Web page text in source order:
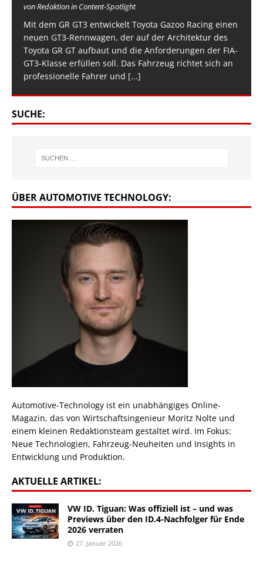
von Redaktion in Content-Spotlight
Mit dem GR GT3 entwickelt Toyota Gazoo Racing einen
neuen GT3-Rennwagen, der auf der Architektur des
Toyota GR GT aufbaut und die Anforderungen der FIA-
GT3-Klasse erfüllen soll. Das Fahrzeug richtet sich an
professionelle Fahrer und [...]
SUCHE:
ÜBER AUTOMOTIVE TECHNOLOGY:
Automotive-Technology ist ein unabhängiges Online-
Magazin, das von Wirtschaftsingenieur Moritz Nolte und
einem kleinen Redaktionsteam gestaltet wird. Im Fokus:
Neue Technologien, Fahrzeug-Neuheiten und Insights in
Entwicklung und Produktion.
AKTUELLE ARTIKEL:
VW ID. Tiguan: Was offiziell ist – und was
Previews über den ID.4-Nachfolger für Ende
2026 verraten
27. Januar 2026